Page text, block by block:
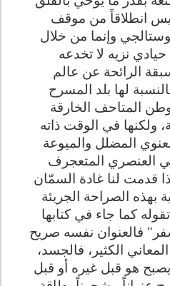
انطلاقاً من موقف
وإنما من خلال
نزيه لا تخدعه
الرائحة عن عالم
لها بلد المسرح
المتاحف الخارقة
ولكنها في الوقت ذاته
المضلل والميوعة
العنصري المتعجرف
قدمت لنا غادة السمّان
بهذه الصراحة الجريئة
كما جاء في كتابها
فالعنوان نفسه صريح
الكثير، فالجسد،
هو قبل غيره أو قبل